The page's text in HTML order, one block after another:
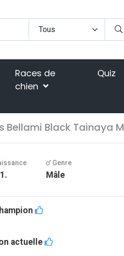
Races de
chien
Quiz
Bellami Black Tainaya
Genre
Mâle
actuelle